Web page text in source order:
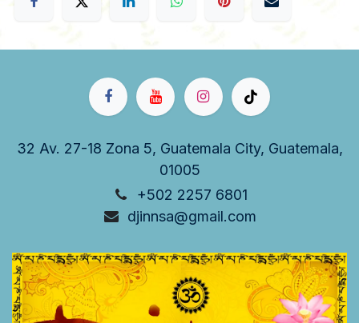
32 Av. 27-18 Zona 5, Guatemala City, Guatemala,
01005
+502 2257 6801
djinnsa@gmail.com